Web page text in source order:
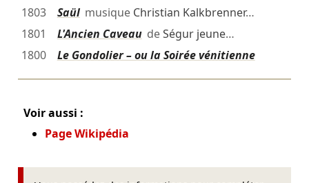
1803
Saülmusique Christian Kalkbrenner…
1801
L'Ancien CaveaudeSégur jeune…
1800
Le Gondolier – ou la Soirée vénitienne
Voir aussi :
Page Wikipédia